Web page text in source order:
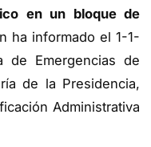
en un bloque de
ha informado el 1-1-
de Emergencias de
de la Presidencia,
Administrativa